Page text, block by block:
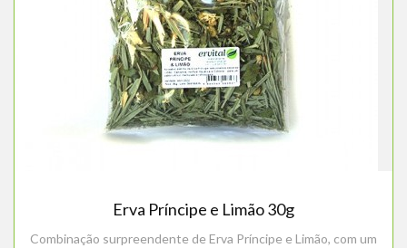
Erva Príncipe e Limão 30g
Combinação surpreendente de Erva Príncipe e Limão, com um